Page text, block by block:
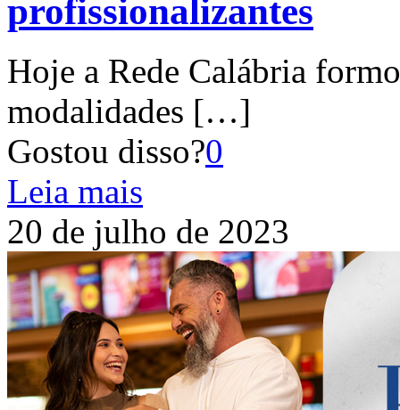
profissionalizantes
Hoje a Rede Calábria
modalidades […]
Gostou disso?0
Leia mais
20 de julho de 2023